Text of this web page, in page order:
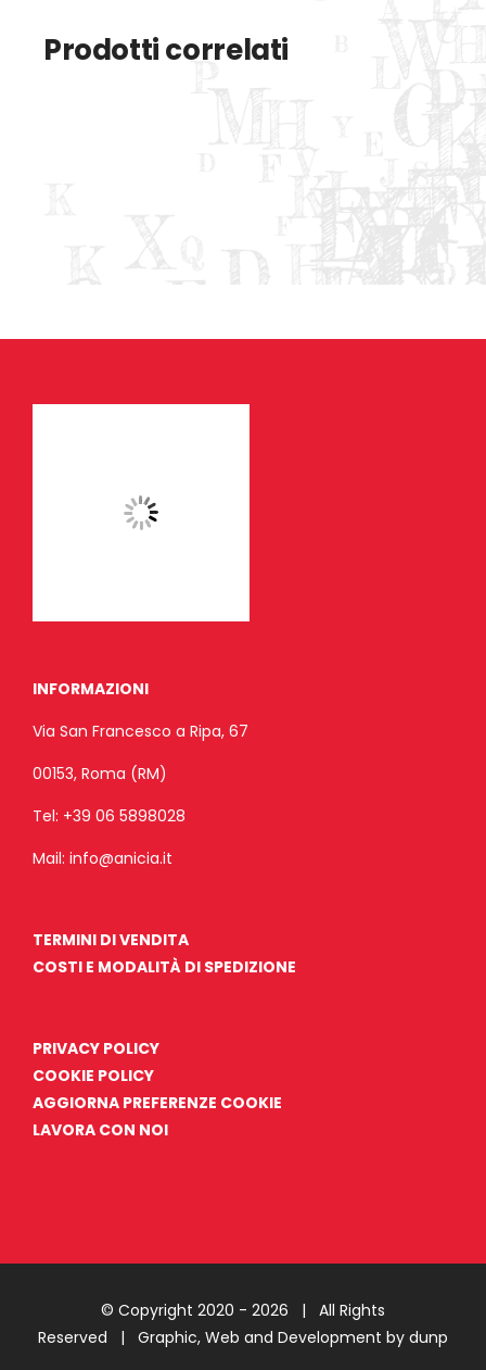
Prodotti correlati
INFORMAZIONI
Via San Francesco a Ripa, 67
00153, Roma (RM)
Tel: +39 06 5898028
Mail: info@anicia.it
TERMINI DI VENDITA
COSTI E MODALITÀ DI SPEDIZIONE
PRIVACY POLICY
COOKIE POLICY
AGGIORNA PREFERENZE COOKIE
LAVORA CON NOI
© Copyright 2020 - 2026 | All Rights
Reserved | Graphic, Web and Development by dunp